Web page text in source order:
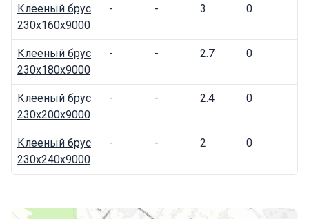
Клееный брус
230x160x9000
- - 3 0
Клееный брус
230x180x9000
- - 2.7 0
Клееный брус
230x200x9000
- - 2.4 0
Клееный брус
230x240x9000
- - 2 0